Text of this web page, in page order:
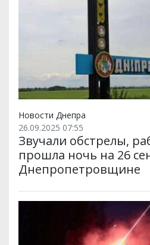
Новости Днепра
26.09.2025 07:55
Звучали обстрелы,
прошла ночь на 26
Днепропетровщине